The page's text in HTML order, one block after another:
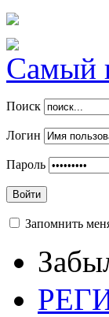
Самый
Поиск
Логин
Пароль
Войти
Запомнить